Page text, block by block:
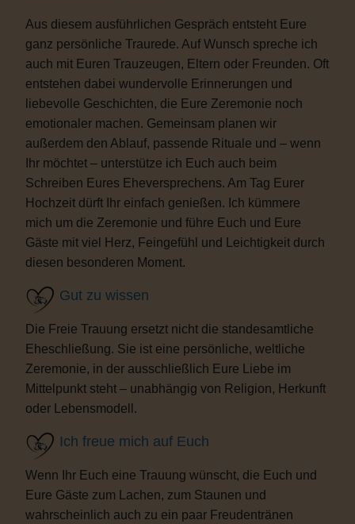
Aus diesem ausführlichen Gespräch entsteht Eure
ganz persönliche Traurede. Auf Wunsch spreche ich
auch mit Euren Trauzeugen, Eltern oder Freunden. Oft
entstehen dabei wundervolle Erinnerungen und
liebevolle Geschichten, die Eure Zeremonie noch
emotionaler machen. Gemeinsam planen wir
außerdem den Ablauf, passende Rituale und – wenn
Ihr möchtet – unterstütze ich Euch auch beim
Schreiben Eures Eheversprechens. Am Tag Eurer
Hochzeit dürft Ihr einfach genießen. Ich kümmere
mich um die Zeremonie und führe Euch und Eure
Gäste mit viel Herz, Feingefühl und Leichtigkeit durch
diesen besonderen Moment.
Gut zu wissen
Die Freie Trauung ersetzt nicht die standesamtliche
Eheschließung. Sie ist eine persönliche, weltliche
Zeremonie, in der ausschließlich Eure Liebe im
Mittelpunkt steht – unabhängig von Religion, Herkunft
oder Lebensmodell.
Ich freue mich auf Euch
Wenn Ihr Euch eine Trauung wünscht, die Euch und
Eure Gäste zum Lachen, zum Staunen und
wahrscheinlich auch zu ein paar Freudentränen